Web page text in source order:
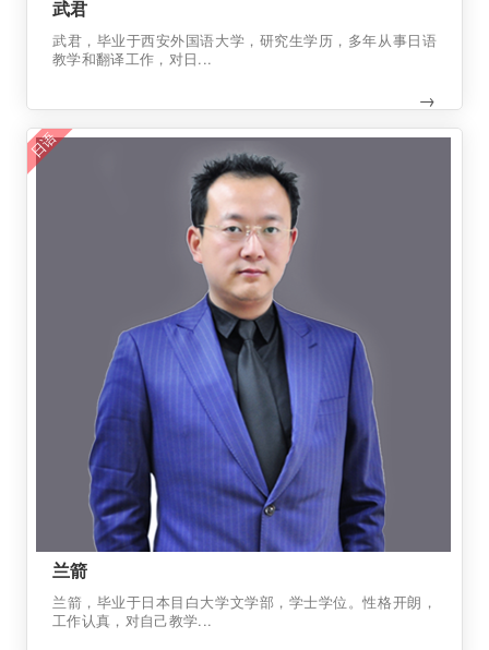
武君
武君，毕业于西安外国语大学，研究生学历，多年从事日语
教学和翻译工作，对日...
→
日语
兰箭
兰箭，毕业于日本目白大学文学部，学士学位。性格开朗，
工作认真，对自己教学...